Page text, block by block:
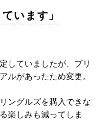
います」
していましたが、プリ
ルがあったため変更。
ングルズを購入できな
楽しみも減ってしま